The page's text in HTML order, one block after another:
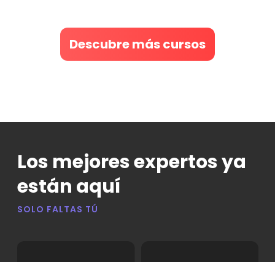
Descubre más cursos
Los mejores expertos ya
están aquí
SOLO FALTAS TÚ